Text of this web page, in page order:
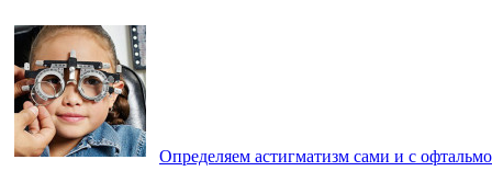
Определяем астигматизм сами и с